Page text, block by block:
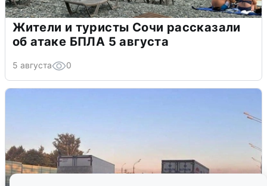
Жители и туристы Сочи рассказали
об атаке БПЛА 5 августа
5 августа 0